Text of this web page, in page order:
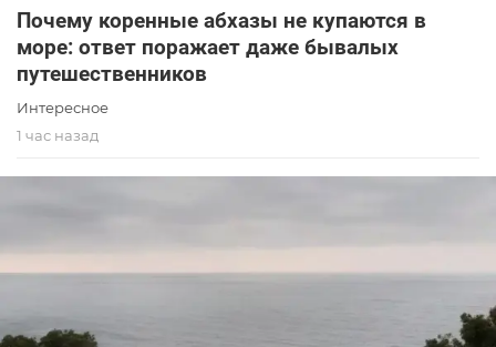
Почему коренные абхазы не купаются в
море: ответ поражает даже бывалых
путешественников
Интересное
1 час назад